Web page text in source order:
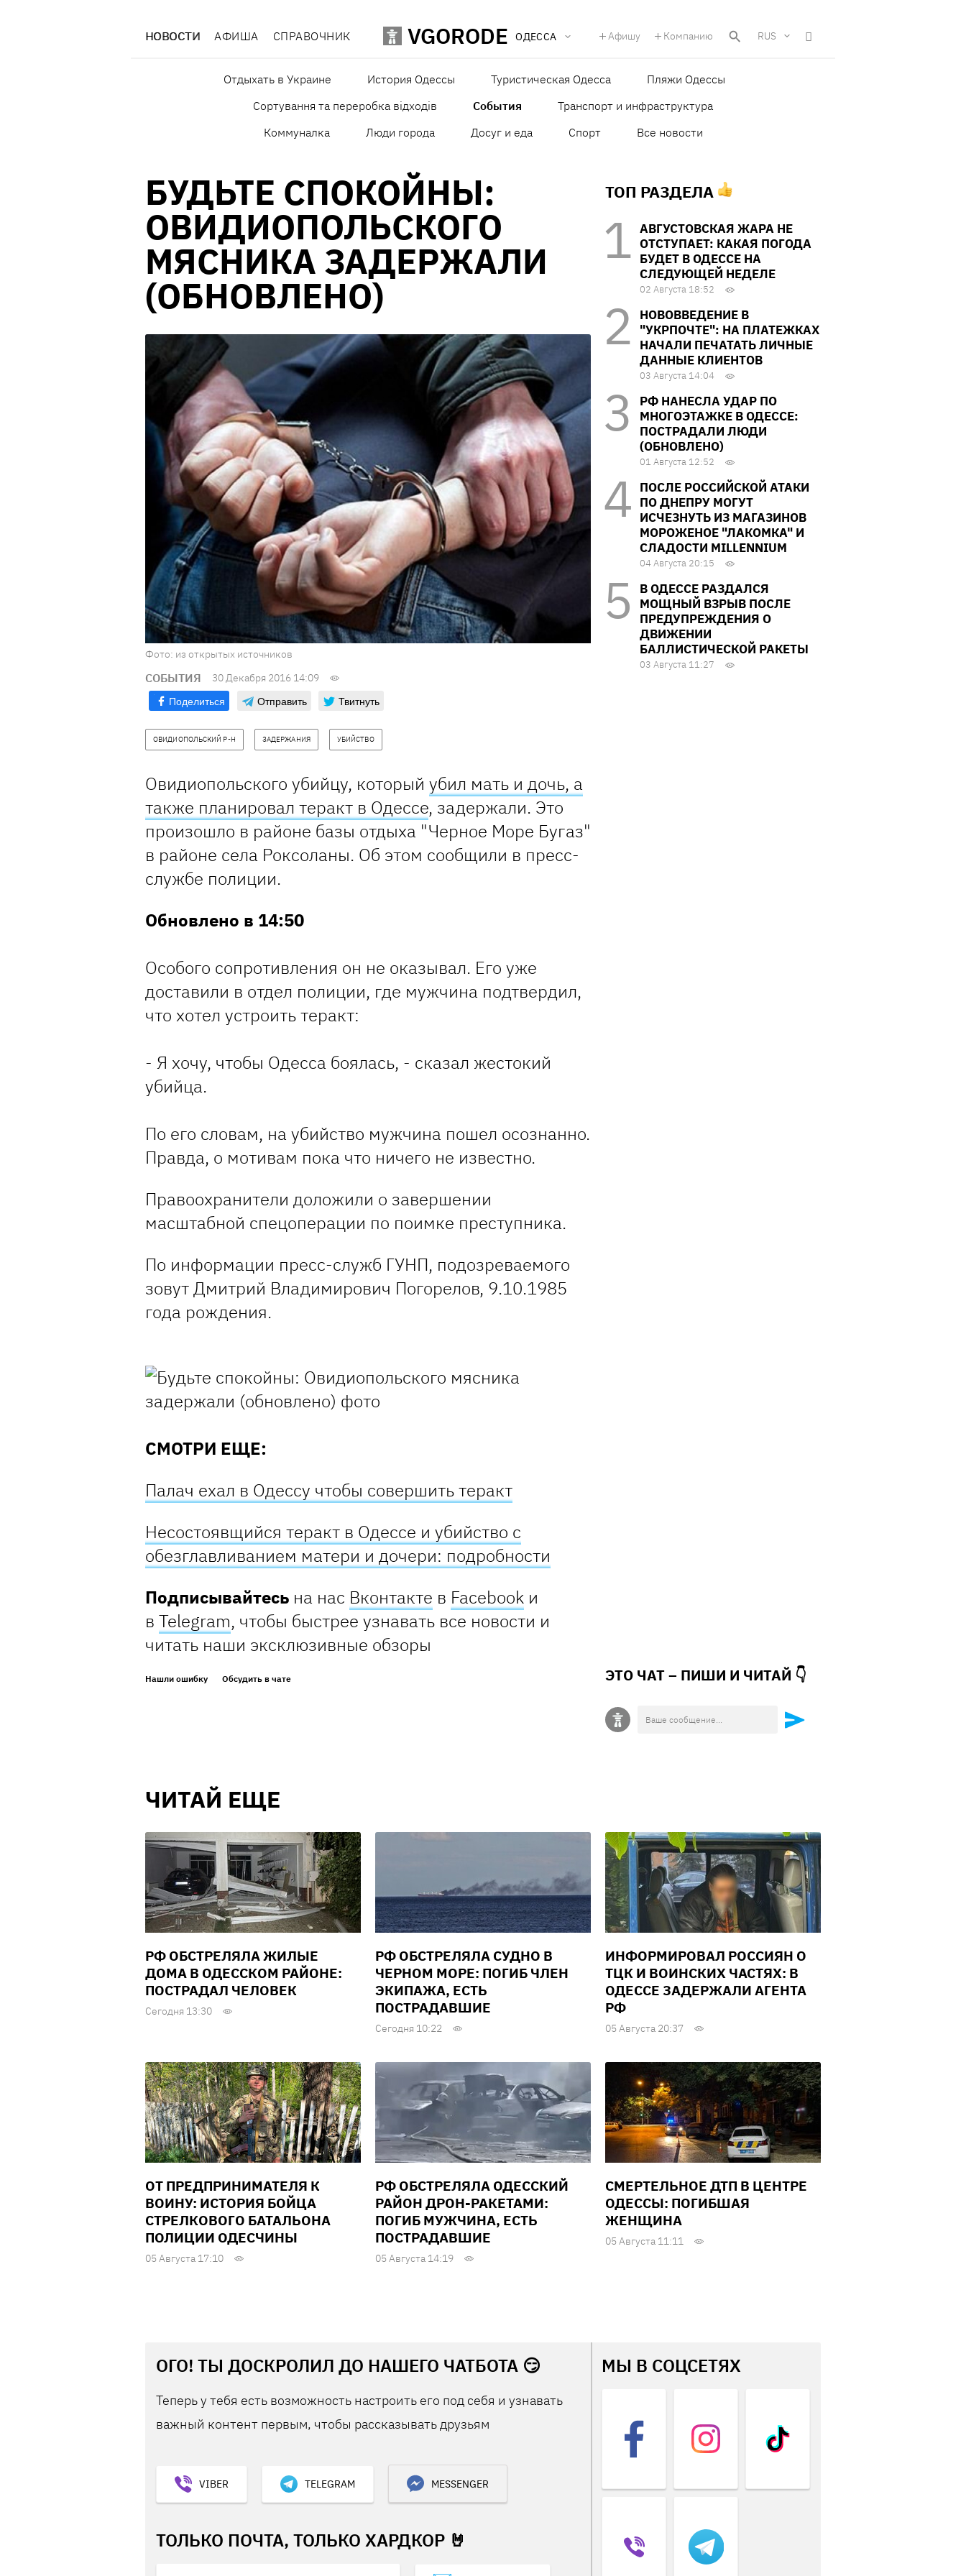
НОВОСТИ АФИША СПРАВОЧНИК VGORODE ОДЕССА Афишу Компанию RUS
Отдыхать в Украине История Одессы Туристическая Одесса
Пляжи Одессы
Сортування та переробка відходів
События
Транспорт и инфраструктура
Коммуналка
Люди города Досуг и еда Спорт Все новости
БУДЬТЕ СПОКОЙНЫ:
ОВИДИОПОЛЬСКОГО
МЯСНИКА ЗАДЕРЖАЛИ
(ОБНОВЛЕНО)
Фото: из открытых источников
СОБЫТИЯ 30 Декабря 2016 14:09
Поделиться Отправить Твитнуть
ОВИДИОПОЛЬСКИЙ Р-Н ЗАДЕРЖАНИЯ УБИЙСТВО
Овидиопольского убийцу, который убил мать и дочь, а
также планировал теракт в Одессе, задержали. Это
произошло в районе базы отдыха "Черное Море Бугаз"
в районе села Роксоланы. Об этом сообщили в пресс-
службе полиции.
Обновлено в 14:50
Особого сопротивления он не оказывал. Его уже
доставили в отдел полиции, где мужчина подтвердил,
что хотел устроить теракт:
- Я хочу, чтобы Одесса боялась, - сказал жестокий
убийца.
По его словам, на убийство мужчина пошел осознанно.
Правда, о мотивам пока что ничего не известно.
Правоохранители доложили о завершении
масштабной спецоперации по поимке преступника.
По информации пресс-служб ГУНП, подозреваемого
зовут Дмитрий Владимирович Погорелов, 9.10.1985
года рождения.
СМОТРИ ЕЩЕ:
Палач ехал в Одессу чтобы совершить теракт
Несостоявщийся теракт в Одессе и убийство с
обезглавливанием матери и дочери: подробности
Подписывайтесь на нас Вконтакте в Facebook и
в Telegram, чтобы быстрее узнавать все новости и
читать наши эксклюзивные обзоры
Нашли ошибку Обсудить в чате
ТОП РАЗДЕЛА
АВГУСТОВСКАЯ ЖАРА НЕ
ОТСТУПАЕТ: КАКАЯ ПОГОДА
БУДЕТ В ОДЕССЕ НА
СЛЕДУЮЩЕЙ НЕДЕЛЕ
02 Августа 18:52
НОВОВВЕДЕНИЕ В
"УКРПОЧТЕ": НА ПЛАТЕЖКАХ
НАЧАЛИ ПЕЧАТАТЬ ЛИЧНЫЕ
ДАННЫЕ КЛИЕНТОВ
03 Августа 14:04
РФ НАНЕСЛА УДАР ПО
МНОГОЭТАЖКЕ В ОДЕССЕ:
ПОСТРАДАЛИ ЛЮДИ
(ОБНОВЛЕНО)
01 Августа 12:52
ПОСЛЕ РОССИЙСКОЙ АТАКИ
ПО ДНЕПРУ МОГУТ
ИСЧЕЗНУТЬ ИЗ МАГАЗИНОВ
МОРОЖЕНОЕ "ЛАКОМКА" И
СЛАДОСТИ MILLENNIUM
04 Августа 20:15
В ОДЕССЕ РАЗДАЛСЯ
МОЩНЫЙ ВЗРЫВ ПОСЛЕ
ПРЕДУПРЕЖДЕНИЯ О
ДВИЖЕНИИ
БАЛЛИСТИЧЕСКОЙ РАКЕТЫ
03 Августа 11:27
ЭТО ЧАТ – ПИШИ И ЧИТАЙ 👇
ЧИТАЙ ЕЩЕ
РФ ОБСТРЕЛЯЛА ЖИЛЫЕ
ДОМА В ОДЕССКОМ РАЙОНЕ:
ПОСТРАДАЛ ЧЕЛОВЕК
Сегодня 13:30
РФ ОБСТРЕЛЯЛА СУДНО В
ЧЕРНОМ МОРЕ: ПОГИБ ЧЛЕН
ЭКИПАЖА, ЕСТЬ
ПОСТРАДАВШИЕ
Сегодня 10:22
ИНФОРМИРОВАЛ РОССИЯН О
ТЦК И ВОИНСКИХ ЧАСТЯХ: В
ОДЕССЕ ЗАДЕРЖАЛИ АГЕНТА
РФ
05 Августа 20:37
ОТ ПРЕДПРИНИМАТЕЛЯ К
ВОИНУ: ИСТОРИЯ БОЙЦА
СТРЕЛКОВОГО БАТАЛЬОНА
ПОЛИЦИИ ОДЕСЧИНЫ
05 Августа 17:10
РФ ОБСТРЕЛЯЛА ОДЕССКИЙ
РАЙОН ДРОН-РАКЕТАМИ:
ПОГИБ МУЖЧИНА, ЕСТЬ
ПОСТРАДАВШИЕ
05 Августа 14:19
СМЕРТЕЛЬНОЕ ДТП В ЦЕНТРЕ
ОДЕССЫ: ПОГИБШАЯ
ЖЕНЩИНА
05 Августа 11:11
ОГО! ТЫ ДОСКРОЛИЛ ДО НАШЕГО ЧАТБОТА 😏
Теперь у тебя есть возможность настроить его под себя и узнавать
важный контент первым, чтобы рассказывать друзьям
VIBER TELEGRAM MESSENGER
ТОЛЬКО ПОЧТА, ТОЛЬКО ХАРДКОР 🤘
МЫ В СОЦСЕТЯХ